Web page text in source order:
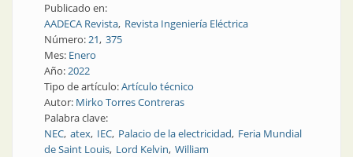
Publicado en:
AADECA Revista Revista Ingeniería Eléctrica
Número:21 375
Mes: Enero
Año:2022
Tipo de artículo:Artículo técnico
Autor: Mirko Torres Contreras
Palabra clave:
NEC atex IEC Palacio de la electricidad Feria Mundial
de Saint Louis Lord Kelvin William